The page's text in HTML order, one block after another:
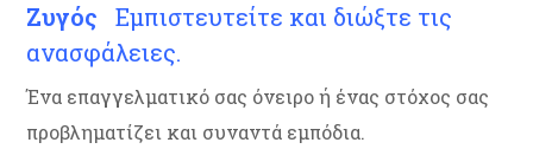
Ζυγός
Εμπιστευτείτε και διώξτε τις
ανασφάλειες.
Ένα επαγγελματικό σας όνειρο ή ένας στόχος σας
προβληματίζει και συναντά εμπόδια.